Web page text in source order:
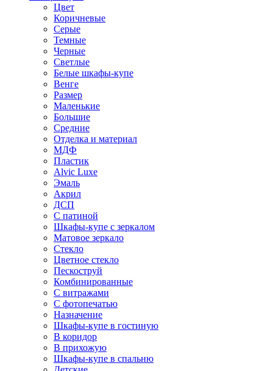
Цвет
Коричневые
Серые
Темные
Черные
Светлые
Белые шкафы-купе
Венге
Размер
Маленькие
Большие
Средние
Отделка и материал
МДФ
Пластик
Alvic Luxe
Эмаль
Акрил
ДСП
С патиной
Шкафы-купе с зеркалом
Матовое зеркало
Стекло
Цветное стекло
Пескоструй
Комбинированные
С витражами
С фотопечатью
Назначение
Шкафы-купе в гостиную
В коридор
В прихожую
Шкафы-купе в спальню